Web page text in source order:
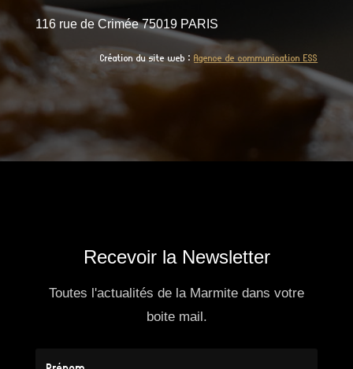
116 rue de Crimée 75019 PARIS
Création du site web :Agence de communication ESS
Recevoir la Newsletter
Toutes l'actualités de la Marmite dans votre
boite mail.